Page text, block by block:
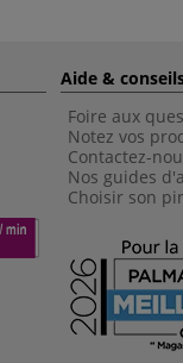
Aide &
Foire aux
Notez vos
Contactez-
Nos guides
Choisir son